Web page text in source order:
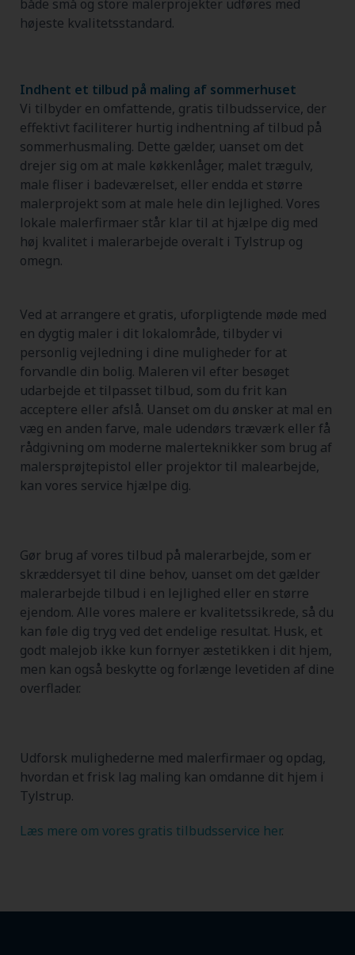
både små og store malerprojekter udføres med
højeste kvalitetsstandard.
Indhent et tilbud på maling af sommerhuset
Vi tilbyder en omfattende, gratis tilbudsservice, der
effektivt faciliterer hurtig indhentning af tilbud på
sommerhusmaling. Dette gælder, uanset om det
drejer sig om at male køkkenlåger, malet trægulv,
male fliser i badeværelset, eller endda et større
malerprojekt som at male hele din lejlighed. Vores
lokale malerfirmaer står klar til at hjælpe dig med
høj kvalitet i malerarbejde overalt i Tylstrup og
omegn.
Ved at arrangere et gratis, uforpligtende møde med
en dygtig maler i dit lokalområde, tilbyder vi
personlig vejledning i dine muligheder for at
forvandle din bolig. Maleren vil efter besøget
udarbejde et tilpasset tilbud, som du frit kan
acceptere eller afslå. Uanset om du ønsker at mal en
væg en anden farve, male udendørs træværk eller få
rådgivning om moderne malerteknikker som brug af
malersprøjtepistol eller projektor til malearbejde,
kan vores service hjælpe dig.
Gør brug af vores tilbud på malerarbejde, som er
skræddersyet til dine behov, uanset om det gælder
malerarbejde tilbud i en lejlighed eller en større
ejendom. Alle vores malere er kvalitetssikrede, så du
kan føle dig tryg ved det endelige resultat. Husk, et
godt malejob ikke kun fornyer æstetikken i dit hjem,
men kan også beskytte og forlænge levetiden af dine
overflader.
Udforsk mulighederne med malerfirmaer og opdag,
hvordan et frisk lag maling kan omdanne dit hjem i
Tylstrup.
Læs mere om vores gratis tilbudsservice her.